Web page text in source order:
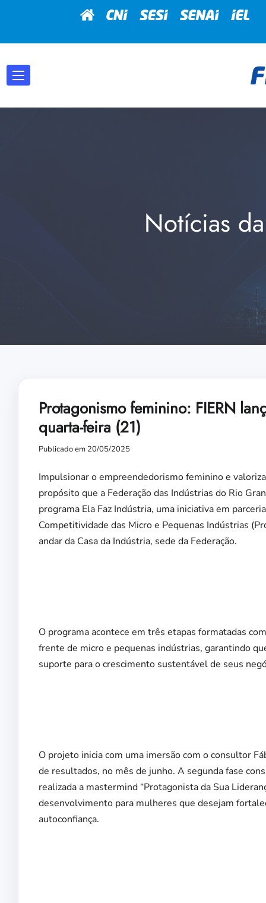
Notícias
Protagonismo feminino: FIERN
quarta-feira (21)
Publicado em 20/05/2025
Impulsionar o empreendedorismo feminino e
propósito que a Federação das Indústrias do Rio
programa Ela Faz Indústria, uma iniciativa em
Competitividade das Micro e Pequenas Indústrias
andar da Casa da Indústria, sede da Federação.
O programa acontece em três etapas formatadas
frente de micro e pequenas indústrias, garantindo
suporte para o crescimento sustentável de seus
O projeto inicia com uma imersão com o consultor
de resultados, no mês de junho. A segunda fase
realizada a mastermind “Protagonista da Sua
desenvolvimento para mulheres que desejam
autoconfiança.